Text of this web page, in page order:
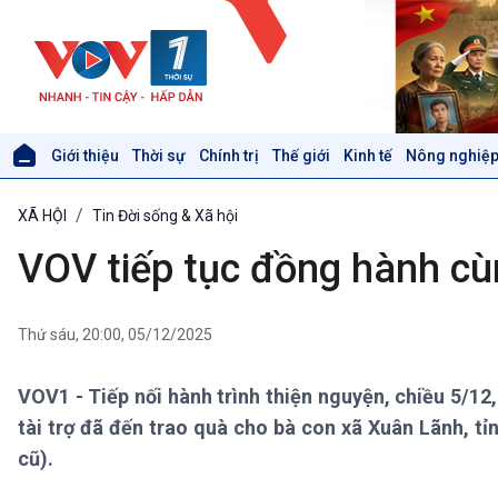
Giới thiệu Thời sự Chính trị Thế giới Kinh tế Nông
Thời sự 12h
Thời sự 18h
Xã hội
XÃ HỘI Tin Đời sống & Xã hội
VOV tiếp tục đồng hành
Thứ sáu, 20:00, 05/12/2025
VOV1 - Tiếp nối hành trình thiện nguyện, chiều 5/
tài trợ đã đến trao quà cho bà con xã Xuân Lãnh,
cũ).